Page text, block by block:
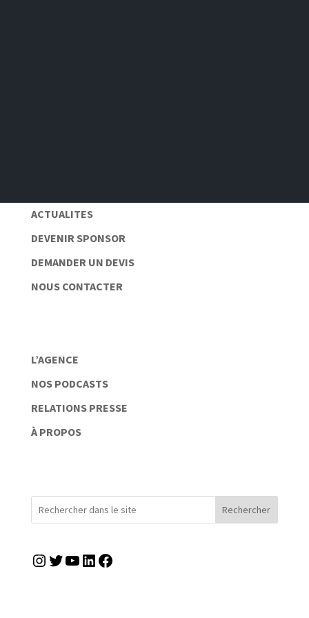
ACTUALITES
DEVENIR SPONSOR
DEMANDER UN DEVIS
NOUS CONTACTER
L’AGENCE
NOS PODCASTS
RELATIONS PRESSE
À PROPOS
Rechercher
Instagram
TwitterYouTubeLinkedIn